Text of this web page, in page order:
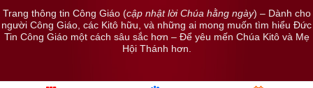
Trang thông tin Công Giáo (cập nhật lời Chúa hằng ngày) – Dành cho
người Công Giáo, các Kitô hữu, và những ai mong muốn tìm hiểu Đức
Tin Công Giáo một cách sâu sắc hơn – Để yêu mến Chúa Kitô và Mẹ
Hội Thánh hơn.